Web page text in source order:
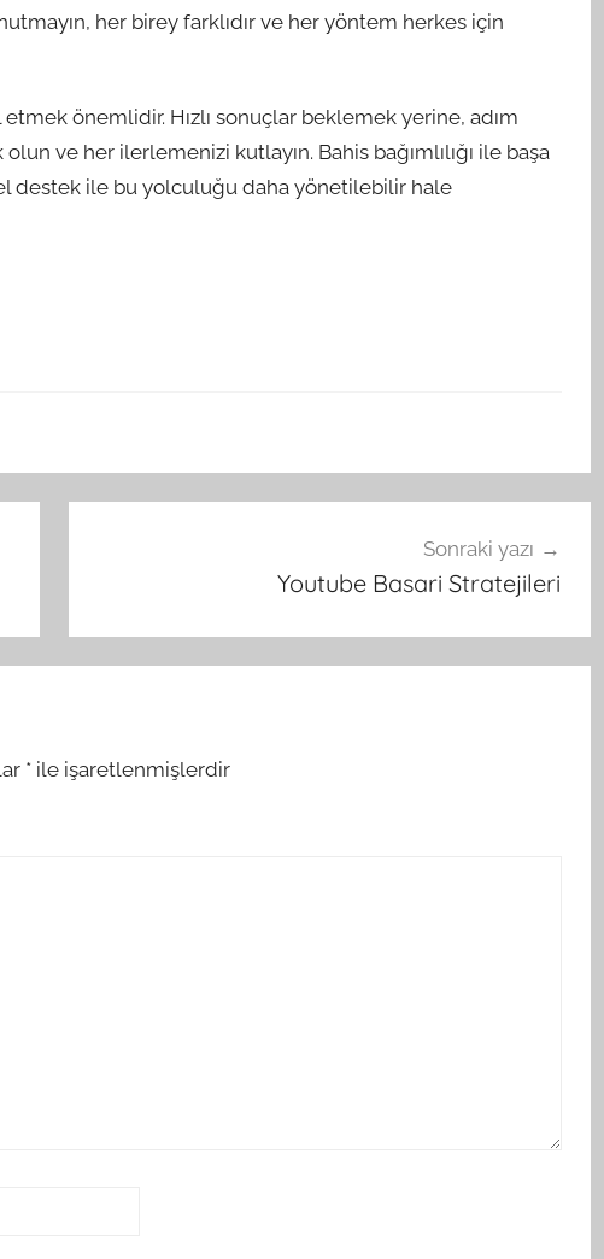
her birey farklıdır ve her yöntem herkes için
önemlidir. Hızlı sonuçlar beklemek yerine, adım
ve her ilerlemenizi kutlayın. Bahis bağımlılığı ile başa
destek ile bu yolculuğu daha yönetilebilir hale
Sonraki yazı
Youtube Basari Stratejileri
* ile işaretlenmişlerdir